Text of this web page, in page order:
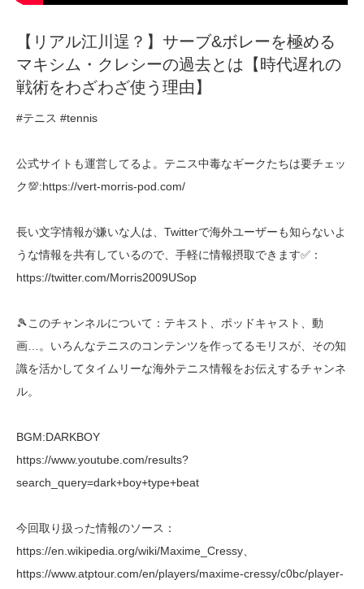
【リアル江川逞？】サーブ&ボレーを極める
マキシム・クレシーの過去とは【時代遅れの
戦術をわざわざ使う理由】
#テニス #tennis
公式サイトも運営してるよ。テニス中毒なギークたちは要チェッ
ク💯:https://vert-morris-pod.com/
長い文字情報が嫌いな人は、Twitterで海外ユーザーも知らないよ
うな情報を共有しているので、手軽に情報摂取できます✅：
https://twitter.com/Morris2009USop
🎾このチャンネルについて：テキスト、ポッドキャスト、動
画…。いろんなテニスのコンテンツを作ってるモリスが、その知
識を活かしてタイムリーな海外テニス情報をお伝えするチャンネ
ル。
BGM:DARKBOY
https://www.youtube.com/results?
search_query=dark+boy+type+beat
今回取り扱った情報のソース：
https://en.wikipedia.org/wiki/Maxime_Cressy、
https://www.atptour.com/en/players/maxime-cressy/c0bc/player-